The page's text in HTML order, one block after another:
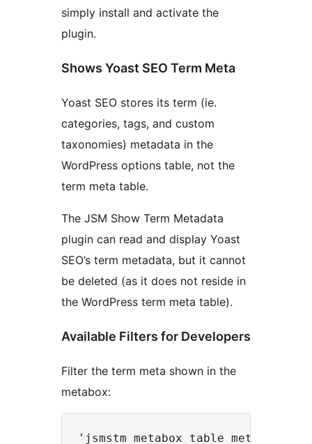
simply install and activate the
plugin.
Shows Yoast SEO Term Meta
Yoast SEO stores its term (ie.
categories, tags, and custom
taxonomies) metadata in the
WordPress options table, not the
term meta table.
The JSM Show Term Metadata
plugin can read and display Yoast
SEO’s term metadata, but it cannot
be deleted (as it does not reside in
the WordPress term meta table).
Available Filters for Developers
Filter the term meta shown in the
metabox: